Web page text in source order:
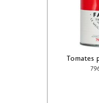
Tomates